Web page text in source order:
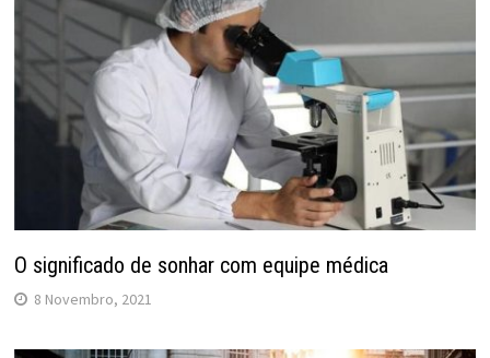
O significado de sonhar com equipe médica
8 Novembro, 2021